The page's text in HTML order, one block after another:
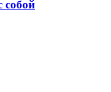
собой